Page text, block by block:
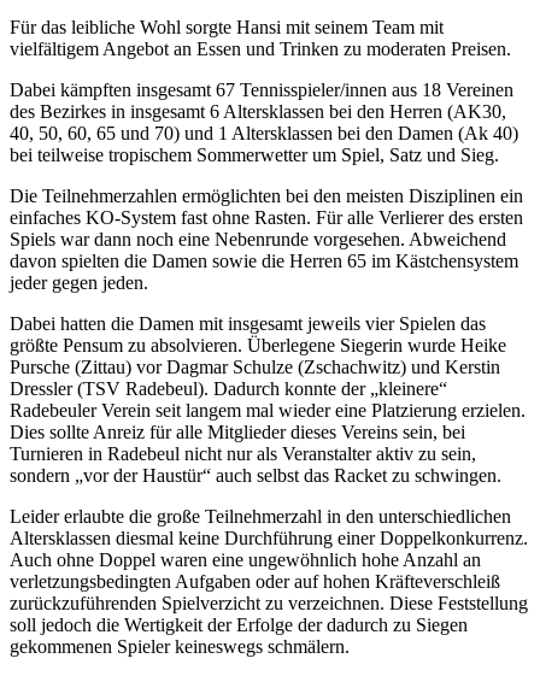
Für das leibliche Wohl sorgte Hansi mit seinem Team mit
vielfältigem Angebot an Essen und Trinken zu moderaten Preisen.
Dabei kämpften insgesamt 67 Tennisspieler/innen aus 18 Vereinen
des Bezirkes in insgesamt 6 Altersklassen bei den Herren (AK30,
40, 50, 60, 65 und 70) und 1 Altersklassen bei den Damen (Ak 40)
bei teilweise tropischem Sommerwetter um Spiel, Satz und Sieg.
Die Teilnehmerzahlen ermöglichten bei den meisten Disziplinen ein
einfaches KO-System fast ohne Rasten. Für alle Verlierer des ersten
Spiels war dann noch eine Nebenrunde vorgesehen. Abweichend
davon spielten die Damen sowie die Herren 65 im Kästchensystem
jeder gegen jeden.
Dabei hatten die Damen mit insgesamt jeweils vier Spielen das
größte Pensum zu absolvieren. Überlegene Siegerin wurde Heike
Pursche (Zittau) vor Dagmar Schulze (Zschachwitz) und Kerstin
Dressler (TSV Radebeul). Dadurch konnte der „kleinere“
Radebeuler Verein seit langem mal wieder eine Platzierung erzielen.
Dies sollte Anreiz für alle Mitglieder dieses Vereins sein, bei
Turnieren in Radebeul nicht nur als Veranstalter aktiv zu sein,
sondern „vor der Haustür“ auch selbst das Racket zu schwingen.
Leider erlaubte die große Teilnehmerzahl in den unterschiedlichen
Altersklassen diesmal keine Durchführung einer Doppelkonkurrenz.
Auch ohne Doppel waren eine ungewöhnlich hohe Anzahl an
verletzungsbedingten Aufgaben oder auf hohen Kräfteverschleiß
zurückzuführenden Spielverzicht zu verzeichnen. Diese Feststellung
soll jedoch die Wertigkeit der Erfolge der dadurch zu Siegen
gekommenen Spieler keineswegs schmälern.